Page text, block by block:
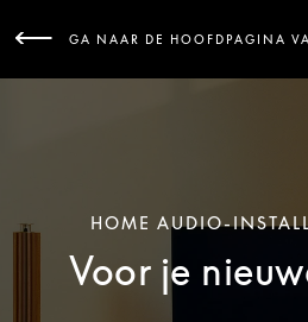
GA NAAR DE HOOFDPAGINA
HOME AUDIO-
Voor je